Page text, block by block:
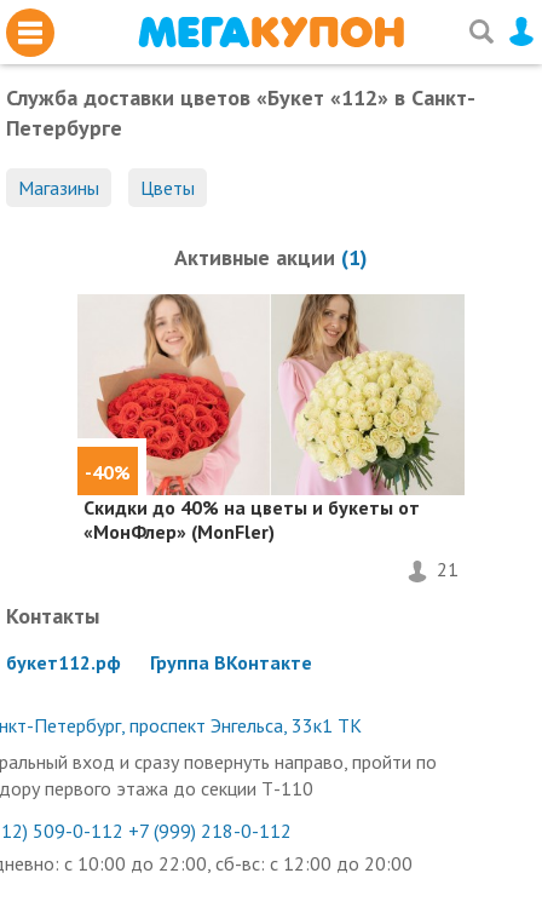
Служба доставки цветов «Букет «112» в Санкт-
Петербурге
Магазины Цветы
Активные акции (1)
-40%
Скидки до 40% на цветы и букеты от
«МонФлер» (MonFler)
21
Контакты
букет112.рф Группа ВКонтакте
Петербург, проспект Энгельса, 33к1 ТК
вход и сразу повернуть направо, пройти по
первого этажа до секции Т-110
509-0-112 +7 (999) 218-0-112
с 10:00 до 22:00, сб-вс: с 12:00 до 20:00